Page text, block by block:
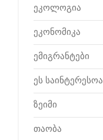
ეკოლოგია
ეკონომიკა
ემიგრანტები
ეს საინტერესოა
ზეიმი
თაობა